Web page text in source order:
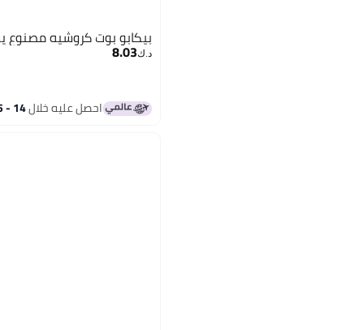
بيكابو بوت كروشيه مصنوع
د.ك‏8.03
احصل عليه خلال14 - 15 اغسطس